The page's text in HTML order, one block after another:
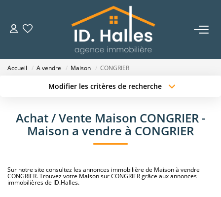
VENTES
NOTRE HISTOIRE
OUTILS
Accueil A vendre Maison CONGRIER
Modifier les critères de recherche
Type de bien
Budget max Plus de critères
Achat / Vente Maison CONGRIER -
Maison a vendre à CONGRIER
Sur notre site consultez les annonces immobilière de Maison à vendre
CONGRIER. Trouvez votre Maison sur CONGRIER grâce aux annonces
immobilières de ID.Halles.